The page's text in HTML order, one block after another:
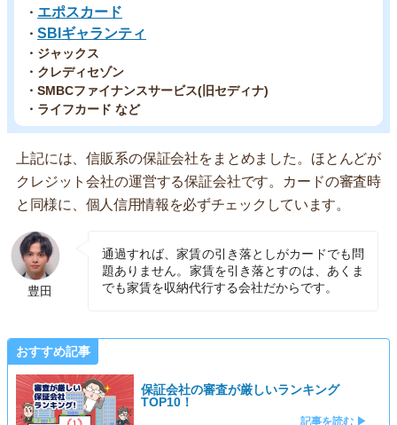
・ エポスカード
・ SBIギャランティ
・ジャックス
・クレディセゾン
・SMBCファイナンスサービス(旧セディナ)
・ライフカード など
上記には、信販系の保証会社をまとめました。ほとんどが
クレジット会社の運営する保証会社です。カードの審査時
と同様に、個人信用情報を必ずチェックしています。
豊田
通過すれば、家賃の引き落としがカードでも問
題ありません。家賃を引き落とすのは、あくま
でも家賃を収納代行する会社だからです。
おすすめ記事
保証会社の審査が厳しいランキング
TOP10！
記事を読む ▶